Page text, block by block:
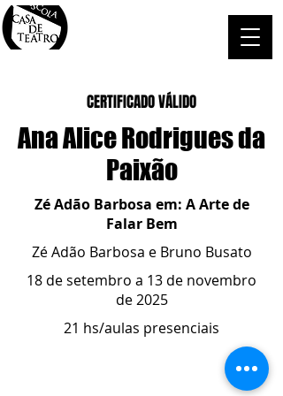
CERTIFICADO VÁLIDO
Ana Alice Rodrigues da
Paixão
Zé Adão Barbosa em: A Arte de
Falar Bem
Zé Adão Barbosa e Bruno Busato
18 de setembro a 13 de novembro
de 2025
21 hs/aulas presenciais
ESCOLA CASA DE TEATRO